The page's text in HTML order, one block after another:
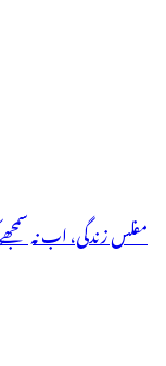
مفلس زندگی، اب نہ